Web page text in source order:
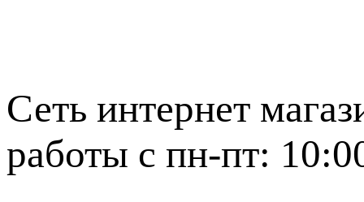
Сеть интернет
работы с пн-пт: